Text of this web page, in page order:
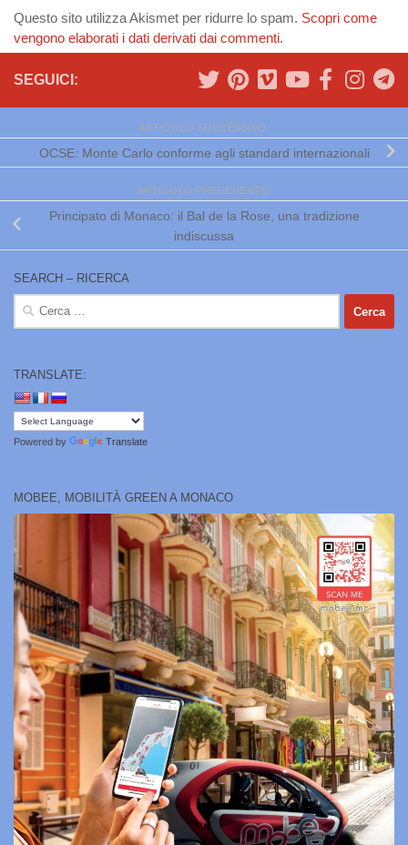
Questo sito utilizza Akismet per ridurre lo spam. Scopri come
vengono elaborati i dati derivati dai commenti.
SEGUICI:
ARTICOLO SUCCESSIVO
OCSE: Monte Carlo conforme agli standard internazionali
ARTICOLO PRECEDENTE
Principato di Monaco: il Bal de la Rose, una tradizione
indiscussa
SEARCH – RICERCA
Ricerca
TRANSLATE:
Powered by Translate
MOBEE, MOBILITÀ GREEN A MONACO